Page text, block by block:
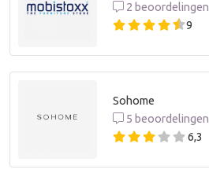
2 beoordelingen
9
Sohome
5 beoordelingen
6,3